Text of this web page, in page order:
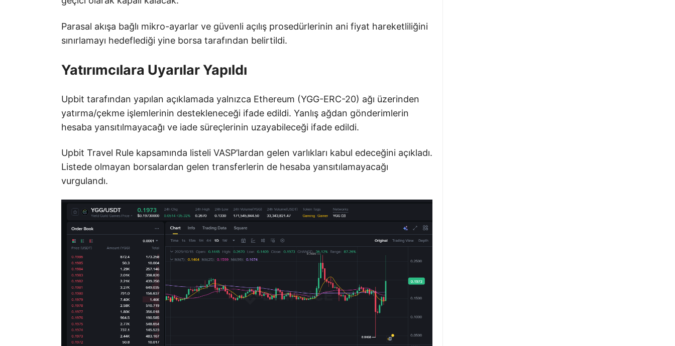
Parasal akışa bağlı mikro-ayarlar ve güvenli açılış prosedürlerinin ani fiyat hareketliliğini
sınırlamayı hedeflediği yine borsa tarafından belirtildi.
Yatırımcılara Uyarılar Yapıldı
Upbit tarafından yapılan açıklamada yalnızca Ethereum (YGG-ERC-20) ağı üzerinden
yatırma/çekme işlemlerinin destekleneceği ifade edildi. Yanlış ağdan gönderimlerin
hesaba yansıtılmayacağı ve iade süreçlerinin uzayabileceği ifade edildi.
Upbit Travel Rule kapsamında listeli VASP’lardan gelen varlıkları kabul edeceğini açıkladı.
Listede olmayan borsalardan gelen transferlerin de hesaba yansıtılamayacağı
vurgulandı.